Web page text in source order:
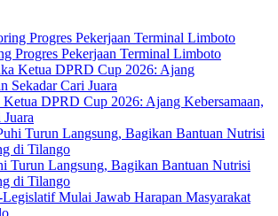
Progres Pekerjaan Terminal Limboto
DPRD Cup 2026: Ajang Kebersamaan,
Turun Langsung, Bagikan Bantuan Nutrisi
di Tilango